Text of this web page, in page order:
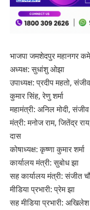
भाजपा जमशेदपुर महानगर
अध्यक्ष: सुधांशु ओझा
उपाध्यक्ष: प्रदीप महतो,
कुमार सिंह, रेणु शर्मा
महामंत्री: अनिल मोदी,
मंत्री: मनोज राम, जितेंद्र
दास
कोषाध्यक्ष: कृष्णा कुमार शर्मा
कार्यालय मंत्री: सुबोध झा
सह कार्यालय मंत्री: संजीत
मीडिया प्रभारी: प्रेम झा
सह मीडिया प्रभारी: